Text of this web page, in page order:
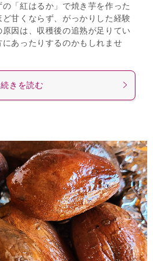
「紅はるか」で焼き芋を作った
甘くならず、がっかりした経験
因は、収穫後の追熟が足りてい
あったりするのかもしれませ
続きを読む